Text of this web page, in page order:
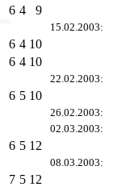
6 4 9
15.02.2003:
6 4 10
6 4 10
22.02.2003:
6 5 10
26.02.2003:
02.03.2003:
6 5 12
08.03.2003:
7 5 12